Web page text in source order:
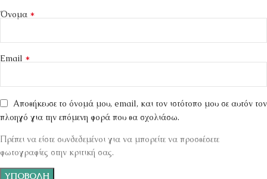
Όνομα *
Email *
Αποθήκευσε το όνομά μου, email, και τον ιστότοπο μου σε αυτόν τον
πλοηγό για την επόμενη φορά που θα σχολιάσω.
Πρέπει να είστε συνδεδεμένοι για να μπορείτε να προσθέσετε
φωτογραφίες στην κριτική σας.